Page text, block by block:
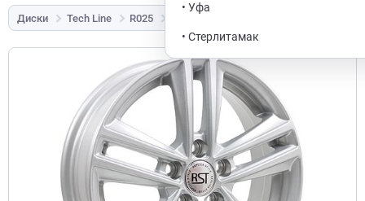
• Уфа
• Стерлитамак
Диски Tech Line R025